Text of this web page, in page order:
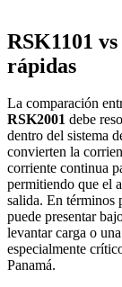
RSK1101
rápidas
La comparación
RSK2001 debe
dentro del sistema
convierten la
corriente continua
permitiendo que el
salida. En términos
puede presentar
levantar carga o
especialmente
Panamá.